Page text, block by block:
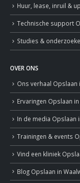
Huur, lease, inruil &
Technische support
Studies &
OVER ONS
Ons verhaal Opslaan
Ervaringen Opslaan
In de media Opslaan
Trainingen & events
Vind een kliniek
Blog Opslaan in